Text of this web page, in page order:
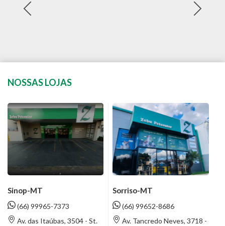
NOSSAS LOJAS
Sinop-MT
(66) 99965-7373
Av. das Itaúbas, 3504 - St.
Sorriso-MT
(66) 99652-8686
Av. Tancredo Neves, 3718 -